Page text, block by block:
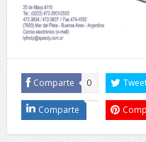
Comparte 0
Comparte